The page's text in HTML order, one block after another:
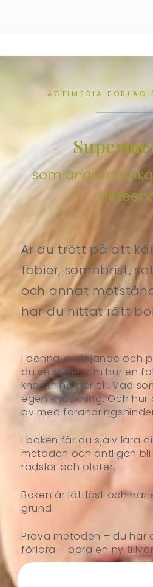
ACTIMEDIA FÖRLAG
som ändrar
Är du trött på att
fobier, sömnbrist,
och annat
har du hittat rätt
I denna avslöjande och
du veta mer om hur en
knackning går till. Vad
egen knackning. Och
av med
I boken får du själv lära
metoden och äntligen
rädslor och olater.
Boken är lättläst och har
grund.
Prova metoden – du har
förlora – bara en ny